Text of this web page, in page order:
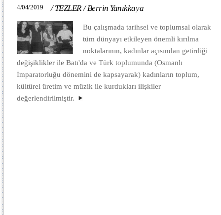
4/04/2019 /TEZLER /Berrin Yanıkkaya
Bu çalışmada tarihsel ve toplumsal olarak
tüm dünyayı etkileyen önemli kırılma
noktalarının, kadınlar açısından getirdiği
değişiklikler ile Batı'da ve Türk toplumunda (Osmanlı
İmparatorluğu dönemini de kapsayarak) kadınların toplum,
kültürel üretim ve müzik ile kurdukları ilişkiler
değerlendirilmiştir.